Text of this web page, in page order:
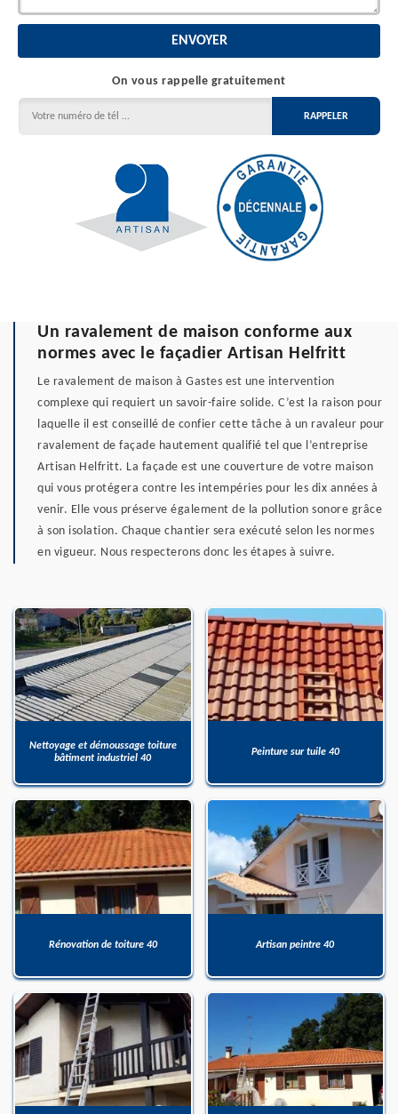
On vous rappelle gratuitement
Un ravalement de maison conforme aux
normes avec le façadier Artisan Helfritt
Le ravalement de maison à Gastes est une intervention
complexe qui requiert un savoir-faire solide. C’est la raison pour
laquelle il est conseillé de confier cette tâche à un ravaleur pour
ravalement de façade hautement qualifié tel que l’entreprise
Artisan Helfritt. La façade est une couverture de votre maison
qui vous protégera contre les intempéries pour les dix années à
venir. Elle vous préserve également de la pollution sonore grâce
à son isolation. Chaque chantier sera exécuté selon les normes
en vigueur. Nous respecterons donc les étapes à suivre.
Nettoyage et démoussage toiture
bâtiment industriel 40
Peinture sur tuile 40
Rénovation de toiture 40 Artisan peintre 40